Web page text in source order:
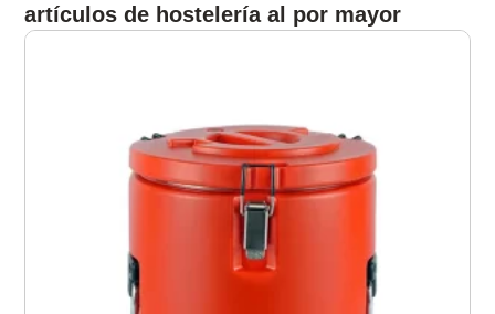
artículos de hostelería al por mayor